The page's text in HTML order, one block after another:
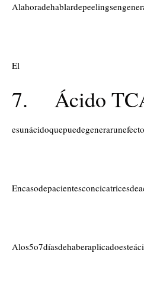
El
7. Ácido